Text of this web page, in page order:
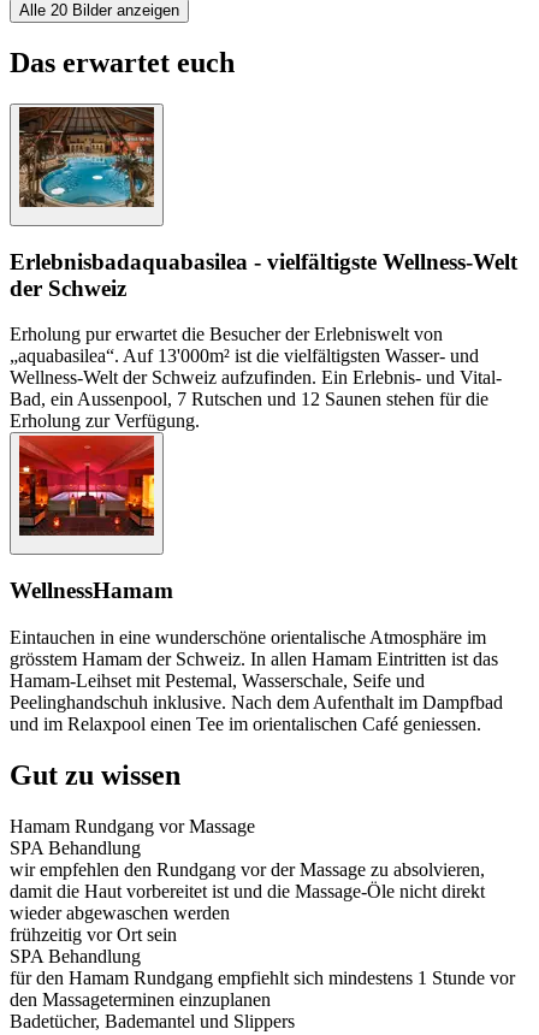
Alle 20 Bilder anzeigen
Das erwartet euch
Erlebnisbadaquabasilea - vielfältigste Wellness-Welt
der Schweiz
Erholung pur erwartet die Besucher der Erlebniswelt von
„aquabasilea“. Auf 13'000m² ist die vielfältigsten Wasser- und
Wellness-Welt der Schweiz aufzufinden. Ein Erlebnis- und Vital-
Bad, ein Aussenpool, 7 Rutschen und 12 Saunen stehen für die
Erholung zur Verfügung.
WellnessHamam
Eintauchen in eine wunderschöne orientalische Atmosphäre im
grösstem Hamam der Schweiz. In allen Hamam Eintritten ist das
Hamam-Leihset mit Pestemal, Wasserschale, Seife und
Peelinghandschuh inklusive. Nach dem Aufenthalt im Dampfbad
und im Relaxpool einen Tee im orientalischen Café geniessen.
Gut zu wissen
Hamam Rundgang vor Massage
SPA Behandlung
wir empfehlen den Rundgang vor der Massage zu absolvieren,
damit die Haut vorbereitet ist und die Massage-Öle nicht direkt
wieder abgewaschen werden
frühzeitig vor Ort sein
SPA Behandlung
für den Hamam Rundgang empfiehlt sich mindestens 1 Stunde vor
den Massageterminen einzuplanen
Badetücher, Bademantel und Slippers